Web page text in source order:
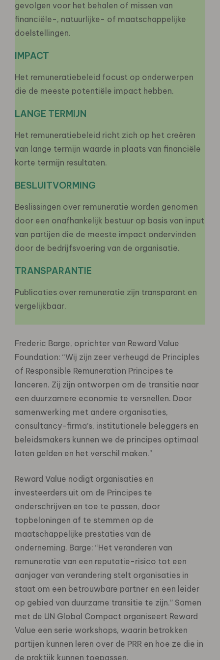
gevolgen voor het behalen of missen van
financiële-, natuurlijke- of maatschappelijke
doelstellingen.
IMPACT
Het remuneratiebeleid focust op onderwerpen
die de meeste potentiële impact hebben.
LANGE TERMIJN
Het remuneratiebeleid richt zich op het creëren
van lange termijn waarde in plaats van financiële
korte termijn resultaten.
BESLUITVORMING
Beslissingen over remuneratie worden genomen
door een onafhankelijk bestuur op basis van input
van partijen die de meeste impact ondervinden
door de bedrijfsvoering van de organisatie.
TRANSPARANTIE
Publicaties over remuneratie zijn transparant en
vergelijkbaar.
Frederic Barge, oprichter van Reward Value
Foundation: “Wij zijn zeer verheugd de Principles
of Responsible Remuneration Principes te
lanceren. Zij zijn ontworpen om de transitie naar
een duurzamere economie te versnellen. Door
samenwerking met andere organisaties,
consultancy-firma’s, institutionele beleggers en
beleidsmakers kunnen we de principes optimaal
laten gelden en het verschil maken.”
Reward Value nodigt organisaties en
investeerders uit om de Principes te
onderschrijven en toe te passen, door
topbeloningen af te stemmen op de
maatschappelijke prestaties van de
onderneming. Barge: “Het veranderen van
remuneratie van een reputatie-risico tot een
aanjager van verandering stelt organisaties in
staat om een betrouwbare partner en een leider
op gebied van duurzame transitie te zijn.” Samen
met de UN Global Compact organiseert Reward
Value een serie workshops, waarin betrokken
partijen kunnen leren over de PRR en hoe ze die in
de praktijk kunnen toepassen.